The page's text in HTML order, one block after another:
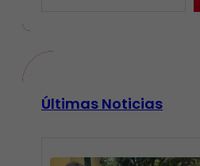
Últimas Noticias